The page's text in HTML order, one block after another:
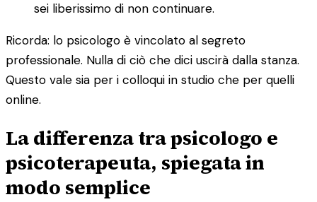
sei liberissimo di non continuare.
Ricorda: lo psicologo è vincolato al segreto
professionale. Nulla di ciò che dici uscirà dalla stanza.
Questo vale sia per i colloqui in studio che per quelli
online.
La differenza tra psicologo e
psicoterapeuta, spiegata in
modo semplice